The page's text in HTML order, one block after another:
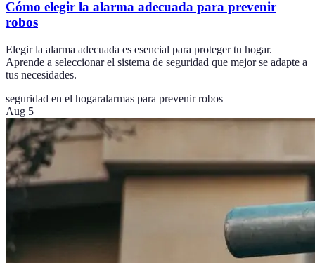
Cómo elegir la alarma adecuada para prevenir
robos
Elegir la alarma adecuada es esencial para proteger tu hogar.
Aprende a seleccionar el sistema de seguridad que mejor se adapte a
tus necesidades.
seguridad en el hogaralarmas para prevenir robos
Aug 5